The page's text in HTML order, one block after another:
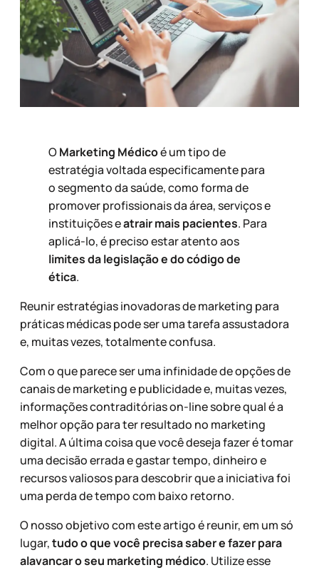
OMarketing Médicoé um tipo de
estratégia voltada especificamente para
o segmento da saúde, como forma de
promover profissionais da área, serviços e
instituições eatrair mais pacientes. Para
aplicá-lo, é preciso estar atento aos
limites da legislação e do código de
ética.
Reunir estratégias inovadoras de marketing para
práticas médicas pode ser uma tarefa assustadora
e, muitas vezes, totalmente confusa.
Com o que parece ser uma infinidade de opções de
canais de marketing e publicidade e, muitas vezes,
informações contraditórias on-line sobre qual é a
melhor opção para ter resultado no marketing
digital. A última coisa que você deseja fazer é tomar
uma decisão errada e gastar tempo, dinheiro e
recursos valiosos para descobrir que a iniciativa foi
uma perda de tempo com baixo retorno.
O nosso objetivo com este artigo é reunir, em um só
lugar,tudo o que você precisa saber e fazer para
alavancar o seu marketing médico. Utilize esse